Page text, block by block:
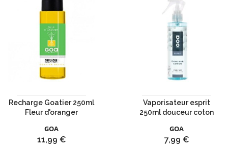
Recharge Goatier 250ml
Fleur d'oranger
GOA
Prix
11,99 €
Vaporisateur esprit
250ml douceur coton
GOA
Prix
7,99 €